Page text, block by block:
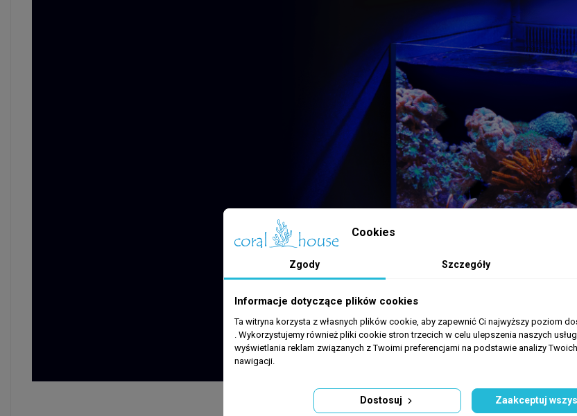
Cookies
Zgody Szczegóły
Informacje dotyczące plików cookies
Ta witryna korzysta z własnych plików cookie, aby zapewnić Ci najwyższy poziom
. Wykorzystujemy również pliki cookie stron trzecich w celu ulepszenia naszych
wyświetlania reklam związanych z Twoimi preferencjami na podstawie analizy
nawigacji.
Dostosuj Zaakceptuj